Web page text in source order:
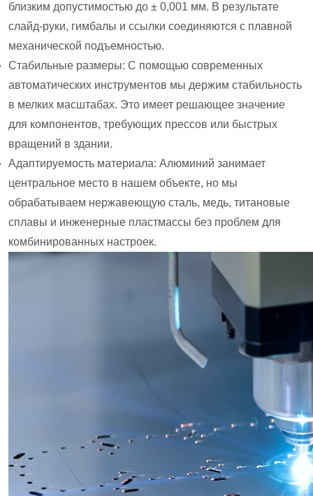
близким допустимостью до ± 0,001 мм. В результате
слайд-руки, гимбалы и ссылки соединяются с плавной
механической подъемностью.
Стабильные размеры: С помощью современных
автоматических инструментов мы держим стабильность
в мелких масштабах. Это имеет решающее значение
для компонентов, требующих прессов или быстрых
вращений в здании.
Адаптируемость материала: Алюминий занимает
центральное место в нашем объекте, но мы
обрабатываем нержавеющую сталь, медь, титановые
сплавы и инженерные пластмассы без проблем для
комбинированных настроек.